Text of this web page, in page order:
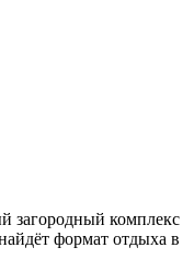
загородный комплекс
формат отдыха в